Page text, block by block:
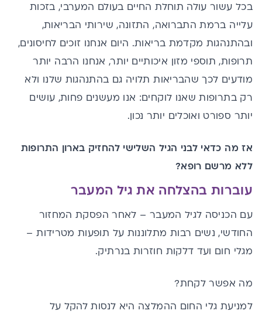
בכל עשור עולה תוחלת החיים בעולם המערבי, בזכות
עלייה ברמת התברואה, התזונה, שירותי הבריאות,
ובהתנהגות מקדמת בריאות. היום אנחנו זוכים לחיסונים,
תרופות, תוספי מזון איכותיים יותר, אנחנו הרבה יותר
מודעים לכך שהבריאות תלויה גם בהתנהגות שלנו ולא
רק בתרופות שאנו לוקחים: אנו מעשנים פחות, עושים
יותר ספורט ואוכלים יותר נכון.
אז מה כדאי לבני הגיל השלישי להחזיק בארון התרופות
ללא מרשם רופא?
עוברות בהצלחה את גיל המעבר
עם הכניסה לגיל המעבר – לאחר הפסקת המחזור
החודשי, נשים רבות מתלוננות על תופעות מטרידות –
מגלי חום ועד דלקות חוזרות בנרתיק.
מה אפשר לקחת?
למניעת גלי החום ההמלצה היא לנסות להקל על